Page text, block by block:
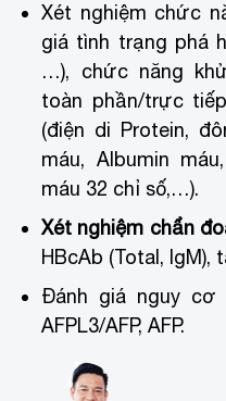
Xét nghiệm chức
giá tình trạng phá
…), chức năng
toàn phần/trực
(điện di Protein,
máu, Albumin
máu 32 chỉ số,…).
Xét nghiệm chẩn
HBcAb (Total, IgM),
Đánh giá nguy cơ
AFPL3/AFP, AFP.